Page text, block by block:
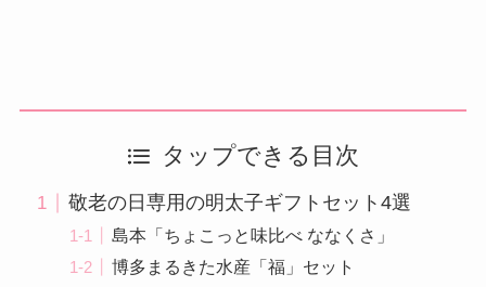
タップできる目次
敬老の日専用の明太子ギフトセット4選
島本「ちょこっと味比べ ななくさ」
博多まるきた水産「福」セット